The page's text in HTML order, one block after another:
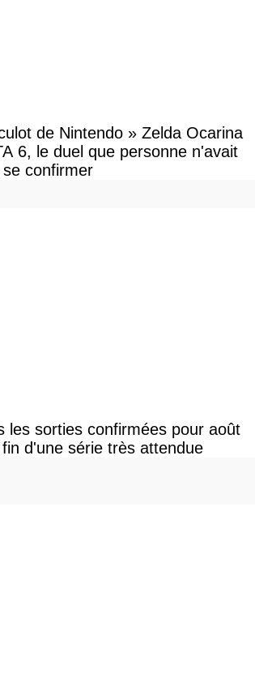
de Nintendo » Zelda Ocarina
6, le duel que personne n'avait
confirmer
les sorties confirmées pour août
d'une série très attendue